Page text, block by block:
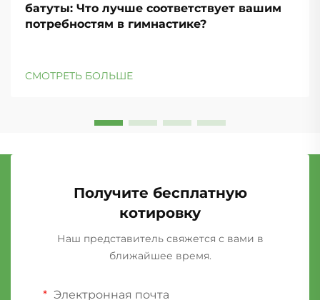
батуты: Что лучше соответствует вашим
потребностям в гимнастике?
СМОТРЕТЬ БОЛЬШЕ
Получите бесплатную
котировку
Наш представитель свяжется с вами в
ближайшее время.
Электронная почта